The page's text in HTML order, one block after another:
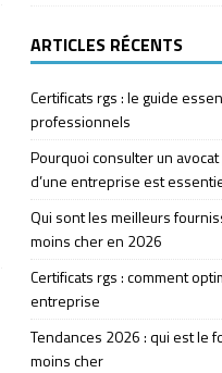
ARTICLES RÉCENTS
Certificats rgs : le guide
professionnels
Pourquoi consulter un
d’une entreprise est
Qui sont les meilleurs
moins cher en 2026
Certificats rgs : comment
entreprise
Tendances 2026 : qui est le
moins cher